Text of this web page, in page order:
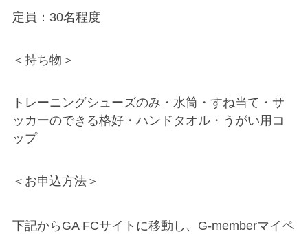
定員：30名程度
＜持ち物＞
トレーニングシューズのみ・水筒・すね当て・サ
ッカーのできる格好・ハンドタオル・うがい用コ
ップ
＜お申込方法＞
下記からGA FCサイトに移動し、G-memberマイペ